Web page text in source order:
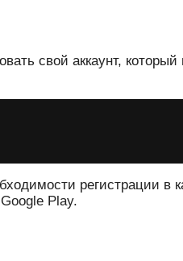
свой аккаунт,
регистрации
Play.